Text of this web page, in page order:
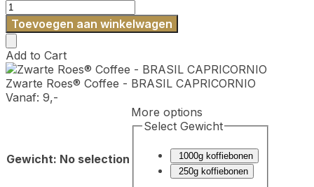
Toevoegen aan winkelwagen
Add to Cart
Zwarte Roes® Coffee - BRASIL CAPRICORNIO
Vanaf: 9,-
Gewicht: No selection
More options
Select Gewicht
1000g koffiebonen
250g koffiebonen